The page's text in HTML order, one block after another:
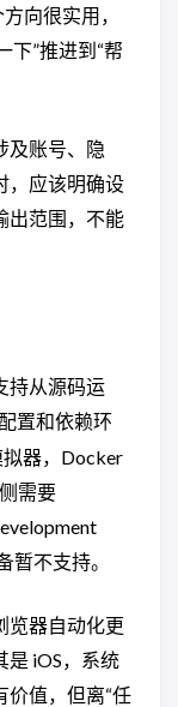
向很实用，
下”推进到“帮
及账号、隐
，应该明确设
出范围，不能
持从源码运
置和依赖环
器，Docker
需要
暂不支持。
览器自动化更
是 iOS，系统
价值，但离“任